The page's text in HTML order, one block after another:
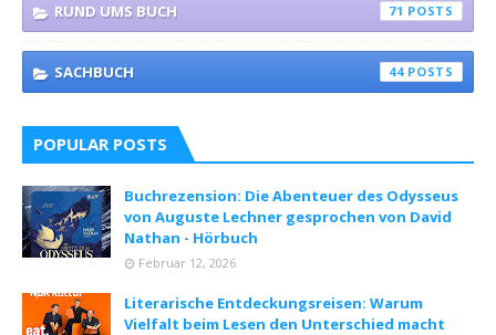
RUND UMS BUCH 71
SACHBUCH 44
POPULAR POSTS
Buchrezension: Die Abenteuer des Odysseus
von Auguste Lechner gesprochen von David
Nathan - Hörbuch
Februar 12, 2026
Literarische Entdeckungsreisen: Warum
Vielfalt beim Lesen den Unterschied macht